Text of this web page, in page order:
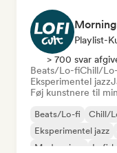
Playlist-
> 700 svar
Beats/Lo-fiChill/
Eksperimentel jazz
Føj kunstnere til
Beats/Lo-fi Chill/
Eksperimentel jazz
Modern jazz
Lofi-